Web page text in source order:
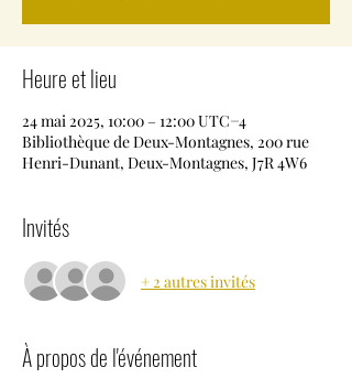
Heure et lieu
24 mai 2025, 10:00 – 12:00 UTC−4
Bibliothèque de Deux-Montagnes, 200 rue
Henri-Dunant, Deux-Montagnes, J7R 4W6
Invités
+ 2 autres invités
À propos de l'événement